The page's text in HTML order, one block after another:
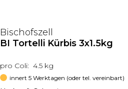
Bischofszell
BI Tortelli Kürbis 3x1.5kg
pro Coli: 4.5 kg
innert 5 Werktagen (oder tel. vereinbart)